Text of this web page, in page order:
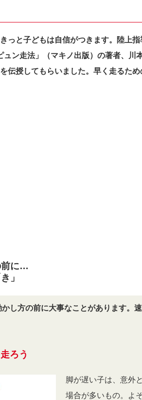
っと子どもは自信がつきます。
陸上
ュン走法」（マキノ出版）の著者、川
伝授してもらいました。早く走るた
前に…
」
し方の前に大事なことがあります。
ろう
脚が遅い子は、意外
場合が多いもの。よ